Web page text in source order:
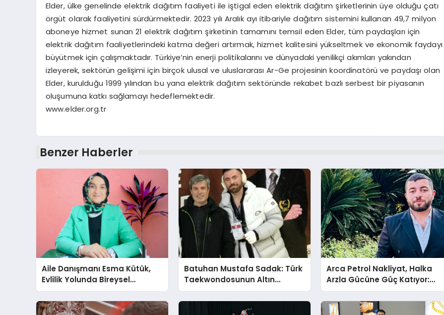
Elder, ülke genelinde elektrik dağıtım faaliyeti ile iştigal eden elektrik dağıtım şirketlerinin üye olduğu çatı
örgüt olarak faaliyetini sürdürmektedir. 2023 yılı Aralık ayı itibariyle dağıtım sistemini kullanan 49,7 milyon
aboneye hizmet sunan 21 elektrik dağıtım şirketinin tamamını temsil eden Elder, tüm paydaşları için
elektrik dağıtım faaliyetlerindeki katma değeri artırmak, hizmet kalitesini yükseltmek ve ekonomik faydayı
büyütmek için çalışmaktadır. Türkiye’nin enerji politikalarını ve dünyadaki yenilikçi akımları yakından
izleyerek, sektörün gelişimi için birçok ulusal ve uluslararası Ar-Ge projesinin koordinatörü ve paydaşı olan
Elder, kurulduğu 1999 yılından bu yana elektrik dağıtım sektöründe rekabet bazlı serbest bir piyasanın
oluşumuna katkı sağlamayı hedeflemektedir.
www.elder.org.tr
Benzer Haberler
Aile Danışmanı Esma Kütük,
Evlilik Yolunda Bireysel
Farkındalığın ve Sınırların
Gücünü Anlatıyor
Batuhan Mustafa Sadak: Türk
Taekwondosunun Altın
Yumruğu
Arca Petrol Nakliyat, Halka
Arzla Gücüne Güç Katıyor:
Ömer Arca ve Mehmet
Arca’dan Sektöre Güçlü
Yatırım